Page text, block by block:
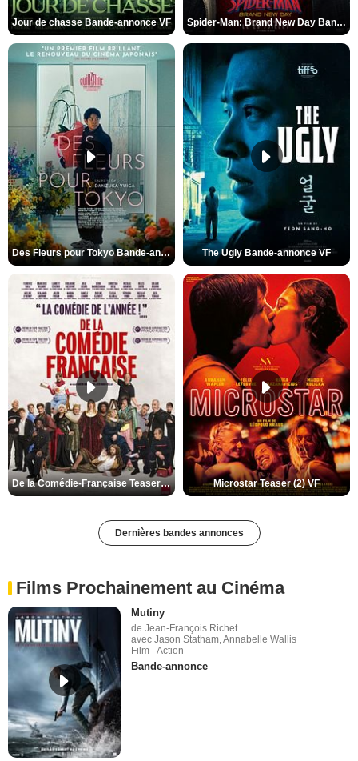
Jour de chasse Bande-annonce VF Spider-Man: Brand New Day Bande-annonce (3) VO STFR
Des Fleurs pour Tokyo Bande-annonce VO STFR The Ugly Bande-annonce VF
De la Comédie-Française Teaser (3) VF Microstar Teaser (2) VF
Dernières bandes annonces
Films Prochainement au Cinéma
Mutiny
de Jean-François Richet
avec Jason Statham, Annabelle Wallis
Film - Action
Bande-annonce